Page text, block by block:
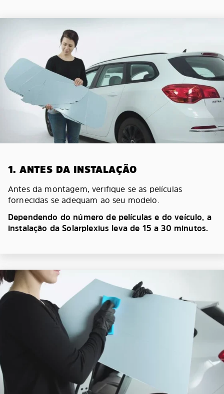
1. ANTES DA INSTALAÇÃO
Antes da montagem, verifique se as películas
fornecidas se adequam ao seu modelo.
Dependendo do número de películas e do veículo, a
instalação da Solarplexius leva de 15 a 30 minutos.